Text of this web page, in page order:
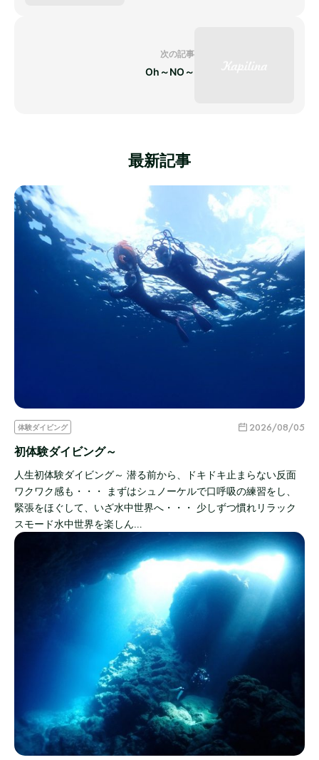
次の記事
Oh～NO～
最新記事
体験ダイビング 2026/08/05
初体験ダイビング～
人生初体験ダイビング～ 潜る前から、ドキドキ止まらない反面
ワクワク感も・・・ まずはシュノーケルで口呼吸の練習をし、
緊張をほぐして、いざ水中世界へ・・・ 少しずつ慣れリラック
スモード水中世界を楽しん…